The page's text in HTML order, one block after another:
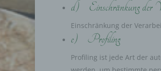
d) Einschränkung der
Einschränkung der
e) Profiling
Profiling ist jede Art der